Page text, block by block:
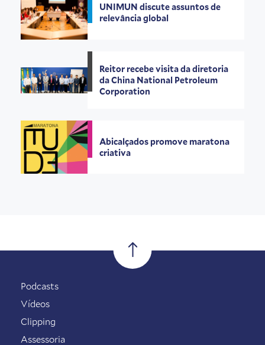
UNIMUN discute assuntos de
relevância global
Reitor recebe visita da diretoria
da China National Petroleum
Corporation
Abicalçados promove maratona
criativa
Podcasts
Vídeos
Clipping
Assessoria